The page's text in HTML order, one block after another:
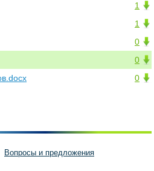
1
1
0
0
0
Вопросы и предложения